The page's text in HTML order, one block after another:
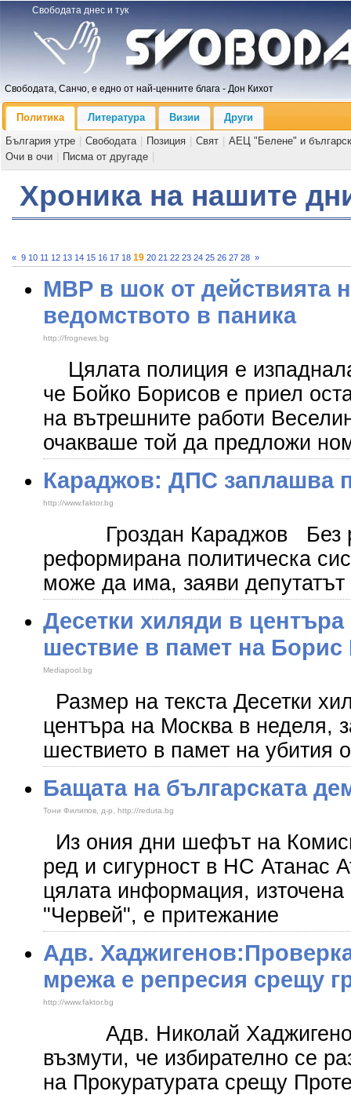
Свободата днес и тук
Свободата, Санчо, е едно от най-ценните блага - Дон Кихот
Политика Литература Визии
Други
България утре
Свободата Позиция Свят
АЕЦ "Белене" и
Очи в очи
Писма от другаде
Хроника на нашите
« 9 10 11 12 13 14 15 16 17 18 19 20 21 22 23 24 25 26 27 28 »
МВР в шок от действията
ведомството в паника
http://frognews.bg
Цялата полиция е
че Бойко Борисов е приел
на вътрешните работи
очакваше той да предложи
Караджов: ДПС заплашва
http://www.faktor.bg
Гроздан Караджов Без
реформирана политическа
може да има, заяви
Десетки хиляди в
шествие в памет на
Mediapool.bg
Размер на текста Десетки
центъра на Москва в неделя,
шествието в памет на убития
Бащата на българската
Тони Филипов, д-р, http://reduta.bg
Из ония дни шефът на
ред и сигурност в НС Атанас
цялата информация, източена
"Червей", е притежание
Адв.
мрежа е репресия срещу
http://www.faktor.bg
Адв. Николай
възмути, че избирателно се
на Прокуратурата срещу